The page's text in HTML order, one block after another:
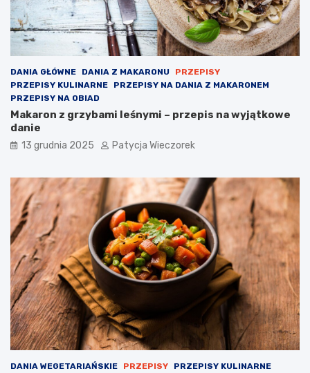
DANIA GŁÓWNE DANIA Z MAKARONU
PRZEPISY
PRZEPISY KULINARNE
PRZEPISY NA DANIA Z MAKARONEM
PRZEPISY NA OBIAD
Makaron z grzybami leśnymi – przepis na wyjątkowe
danie
13 grudnia 2025 Patycja Wieczorek
DANIA WEGETARIAŃSKIE PRZEPISY
PRZEPISY KULINARNE